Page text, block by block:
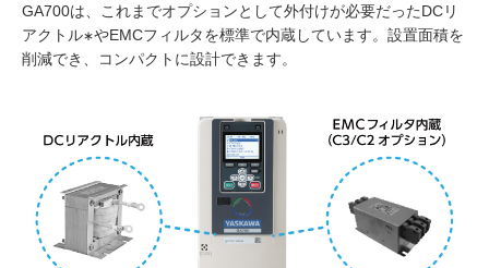
GA700は、これまでオプションとして外付けが必要だったDCリ
アクトル∗やEMCフィルタを標準で内蔵しています。設置面積を
削減でき、コンパクトに設計できます。